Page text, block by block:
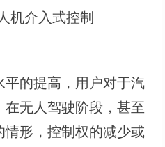
机介入式控制
平的提高，用户对于汽
无人驾驶阶段，甚至
形，控制权的减少或